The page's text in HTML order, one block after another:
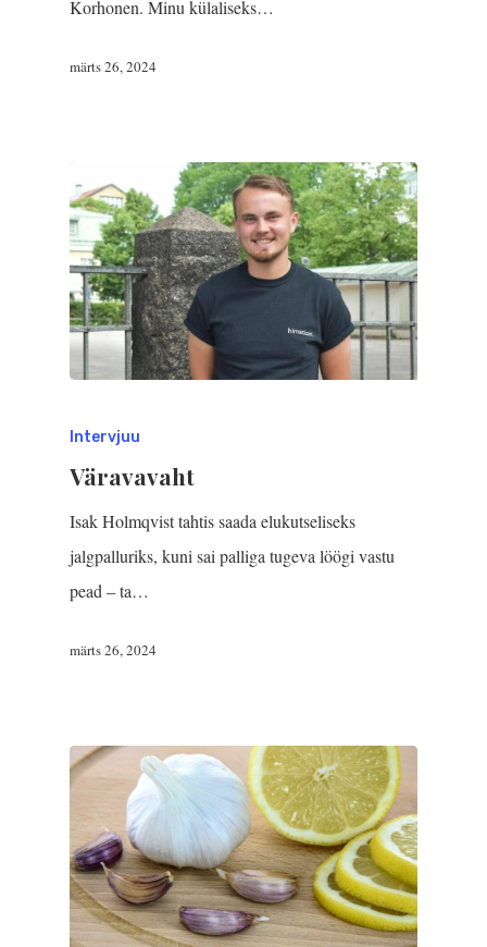
Korhonen. Minu külaliseks…
märts 26, 2024
Intervjuu
Väravavaht
Isak Holmqvist tahtis saada elukutseliseks
jalgpalluriks, kuni sai palliga tugeva löögi vastu
pead ‒ ta…
märts 26, 2024